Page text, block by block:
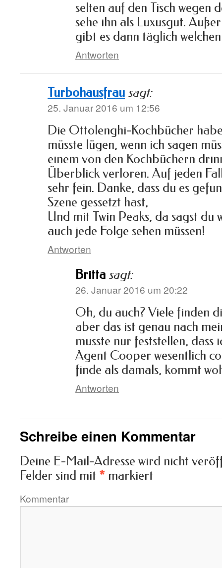
selten auf den Tisch wegen
sehe ihn als Luxusgut.
gibt es dann täglich
Antworten
Turbohausfrau sagt:
25. Januar 2016 um 12:56
Die Ottolenghi-Kochbücher
müsste lügen, wenn ich sagen
einem von den Kochbüchern
Überblick verloren. Auf jeden
sehr fein. Danke, dass du es
Szene gessetzt hast,
Und mit Twin Peaks, da sagst du
auch jede Folge sehen müssen!
Antworten
Britta sagt:
26. Januar 2016 um 20:22
Oh, du auch? Viele finden
aber das ist genau nach
musste nur feststellen, dass
Agent Cooper wesentlich
finde als damals, kommt
Antworten
Schreibe einen Kommentar
Deine E-Mail-Adresse wird nicht
Felder sind mit * markiert
Kommentar